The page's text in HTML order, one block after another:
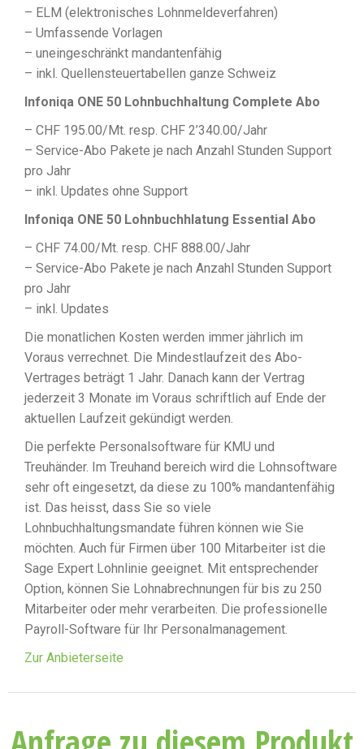
– ELM (elektronisches Lohnmeldeverfahren)
– Umfassende Vorlagen
– uneingeschränkt mandantenfähig
– inkl. Quellensteuertabellen ganze Schweiz
Infoniqa ONE 50 Lohnbuchhaltung Complete Abo
– CHF 195.00/Mt. resp. CHF 2’340.00/Jahr
– Service-Abo Pakete je nach Anzahl Stunden Support
pro Jahr
– inkl. Updates ohne Support
Infoniqa ONE 50 Lohnbuchhlatung Essential Abo
– CHF 74.00/Mt. resp. CHF 888.00/Jahr
– Service-Abo Pakete je nach Anzahl Stunden Support
pro Jahr
– inkl. Updates
Die monatlichen Kosten werden immer jährlich im
Voraus verrechnet. Die Mindestlaufzeit des Abo-
Vertrages beträgt 1 Jahr. Danach kann der Vertrag
jederzeit 3 Monate im Voraus schriftlich auf Ende der
aktuellen Laufzeit gekündigt werden.
Die perfekte Personalsoftware für KMU und
Treuhänder. Im Treuhand bereich wird die Lohnsoftware
sehr oft eingesetzt, da diese zu 100% mandantenfähig
ist. Das heisst, dass Sie so viele
Lohnbuchhaltungsmandate führen können wie Sie
möchten. Auch für Firmen über 100 Mitarbeiter ist die
Sage Expert Lohnlinie geeignet. Mit entsprechender
Option, können Sie Lohnabrechnungen für bis zu 250
Mitarbeiter oder mehr verarbeiten. Die professionelle
Payroll-Software für Ihr Personalmanagement.
Zur Anbieterseite